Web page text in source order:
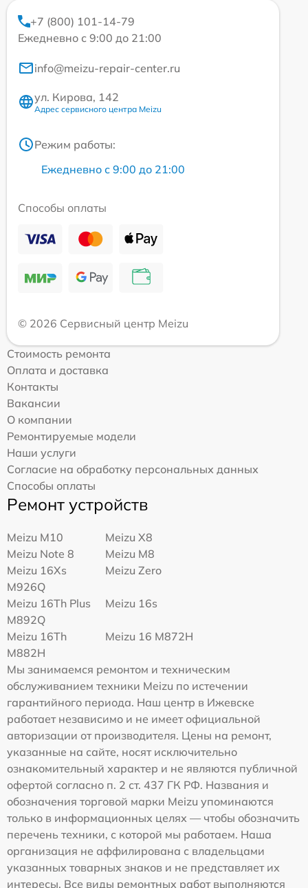
+7 (800) 101-14-79
Ежедневно с 9:00 до 21:00
info@meizu-repair-center.ru
ул. Кирова, 142
Адрес сервисного центра Meizu
Режим работы:
Ежедневно с 9:00 до 21:00
Способы оплаты
© 2026 Сервисный центр Meizu
Стоимость ремонта
Оплата и доставка
Контакты
Вакансии
О компании
Ремонтируемые модели
Наши услуги
Согласие на обработку персональных данных
Способы оплаты
Ремонт устройств
Meizu M10
Meizu X8
Meizu Note 8
Meizu M8
Meizu 16Xs
M926Q
Meizu Zero
Meizu 16Th Plus
M892Q
Meizu 16s
Meizu 16Th
M882H
Meizu 16 M872H
Мы занимаемся ремонтом и техническим
обслуживанием техники Meizu по истечении
гарантийного периода. Наш центр в Ижевске
работает независимо и не имеет официальной
авторизации от производителя. Цены на ремонт,
указанные на сайте, носят исключительно
ознакомительный характер и не являются публичной
офертой согласно п. 2 ст. 437 ГК РФ. Названия и
обозначения торговой марки Meizu упоминаются
только в информационных целях — чтобы обозначить
перечень техники, с которой мы работаем. Наша
организация не аффилирована с владельцами
указанных товарных знаков и не представляет их
интересы. Все виды ремонтных работ выполняются